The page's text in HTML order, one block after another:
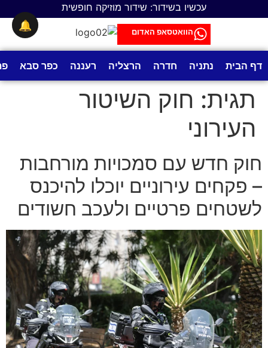
עכשיו בשידור: שידור מוזיקה חופשית
הוואטסאפ האדום
דף הבית נתניה חדרה הרצליה רעננה כפר סבא
תגית: חוק השיטור
העירוני
חוק חדש עם סמכויות מורחבות
– פקחים עירוניים יוכלו להיכנס
לשטחים פרטיים ולעכב חשודים
🔔